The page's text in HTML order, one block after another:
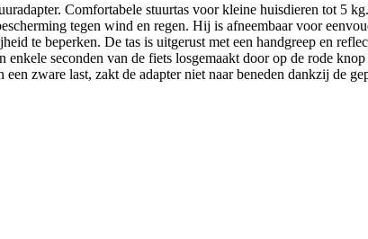
Comfortabele stuurtas voor kleine huisdieren tot 5
tegen wind en regen. Hij is afneembaar voor
te beperken. De tas is uitgerust met een handgreep en
enkele seconden van de fiets losgemaakt door op de rode
zware last, zakt de adapter niet naar beneden dankzij de